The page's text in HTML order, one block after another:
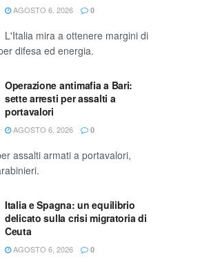
AGOSTO 6, 2026 0
L'Italia mira a ottenere margini di
difesa ed energia.
Operazione antimafia a Bari:
sette arresti per assalti a
portavalori
AGOSTO 6, 2026 0
assalti armati a portavalori,
Italia e Spagna: un equilibrio
delicato sulla crisi migratoria di
Ceuta
AGOSTO 6, 2026 0